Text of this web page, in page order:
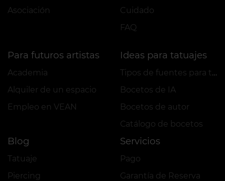
Asociación
Cuidado
FAQ
Para futuros artistas
Academia
Alquiler de un espacio
Empleo en VEAN
Ideas para tatuajes
Tipos de fuentes para tatuajes
Bocetos de IA
Bocetos de autor
Сatálogo de bocetos
Blog
Tatuaje
Piercing
Servicios
Pago
Garantía de Reserva